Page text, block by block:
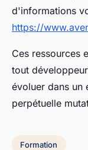
d'informations
https://
Ces ressources
tout
évoluer dans un
perpétuelle
Formation